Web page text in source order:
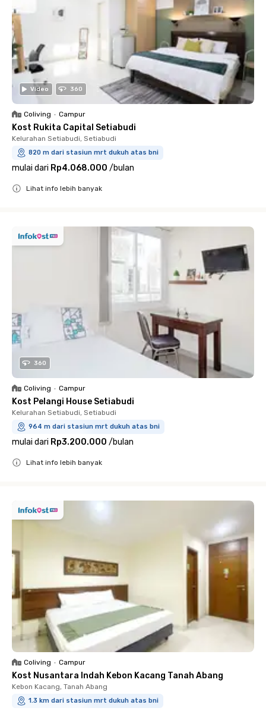
Video 360
Coliving • Campur
Kost Rukita Capital Setiabudi
Kelurahan Setiabudi, Setiabudi
820 m dari stasiun mrt dukuh atas bni
mulai dari Rp4.068.000 /bulan
Lihat info lebih banyak
360
Coliving • Campur
Kost Pelangi House Setiabudi
Kelurahan Setiabudi, Setiabudi
964 m dari stasiun mrt dukuh atas bni
mulai dari Rp3.200.000 /bulan
Lihat info lebih banyak
Coliving • Campur
Kost Nusantara Indah Kebon Kacang Tanah Abang
Kebon Kacang, Tanah Abang
1.3 km dari stasiun mrt dukuh atas bni